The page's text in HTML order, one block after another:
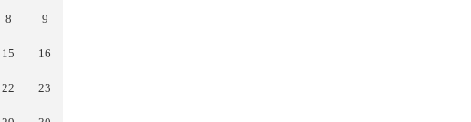
8 9
15 16
22 23